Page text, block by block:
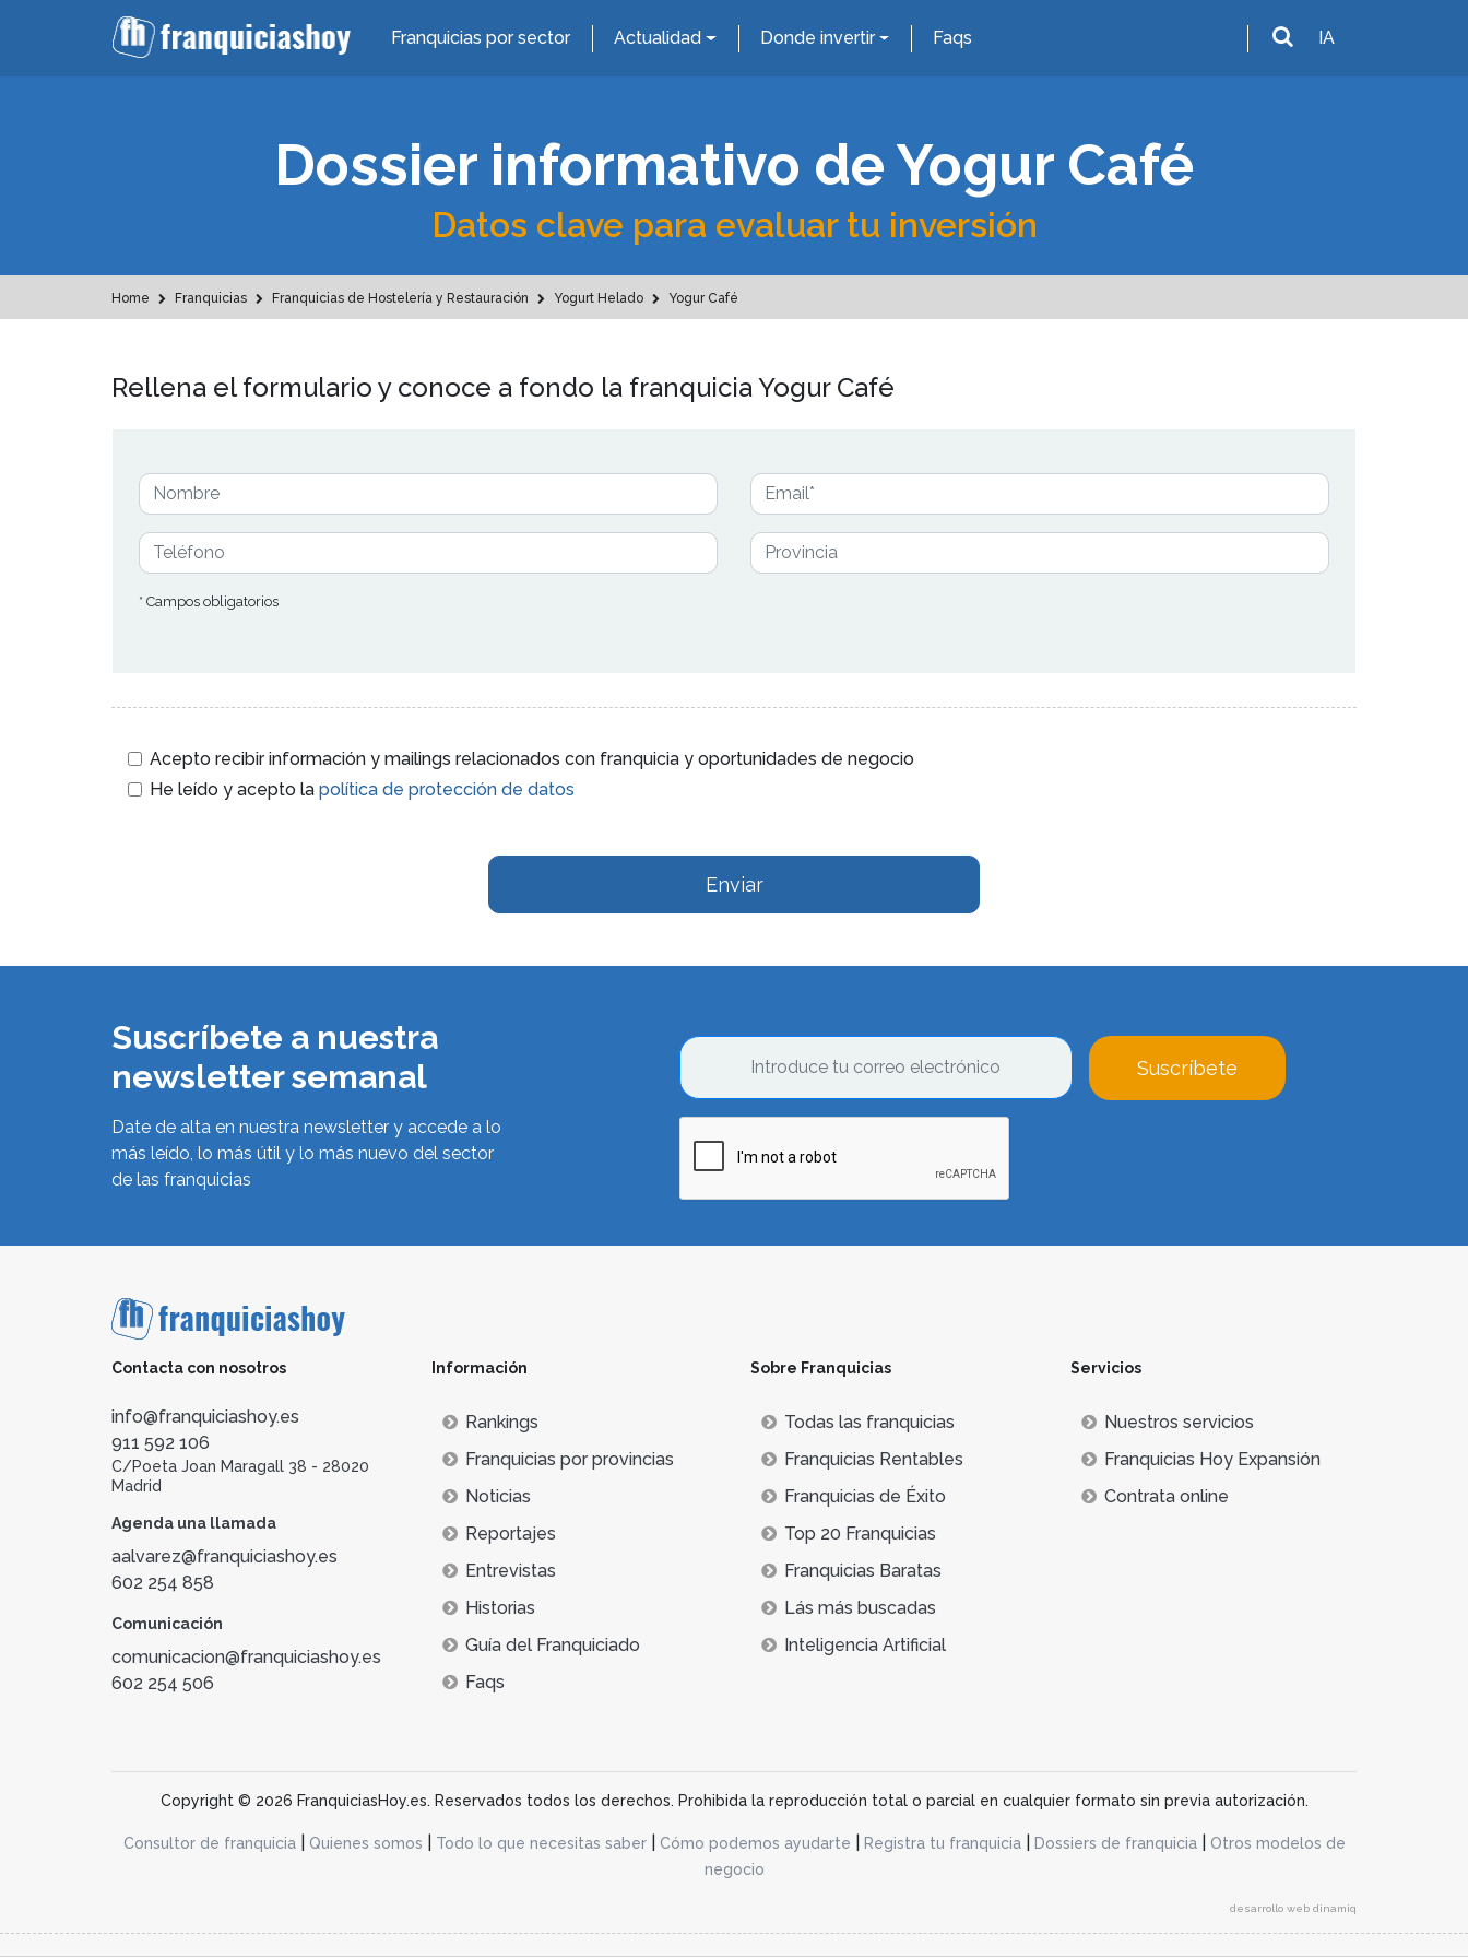
Franquicias por sector Actualidad Donde invertir Faqs IA
Dossier informativo de Yogur Café
Datos clave para evaluar tu inversión
Home Franquicias Franquicias de Hostelería y Restauración Yogurt Helado Yogur Café
Rellena el formulario y conoce a fondo la franquicia Yogur Café
* Campos obligatorios
Acepto recibir información y mailings relacionados con franquicia y oportunidades de negocio
He leído y acepto la política de protección de datos
Enviar
Suscríbete a nuestra
newsletter semanal
Date de alta en nuestra newsletter y accede a lo
más leído, lo más útil y lo más nuevo del sector
de las franquicias
Suscríbete
Contacta con nosotros
info@franquiciashoy.es
911 592 106
C/Poeta Joan Maragall 38 - 28020
Madrid
Agenda una llamada
aalvarez@franquiciashoy.es
602 254 858
Comunicación
comunicacion@franquiciashoy.es
602 254 506
Información
Rankings
Franquicias por provincias
Noticias
Reportajes
Entrevistas
Historias
Guía del Franquiciado
Faqs
Sobre Franquicias
Todas las franquicias
Franquicias Rentables
Franquicias de Éxito
Top 20 Franquicias
Franquicias Baratas
Lás más buscadas
Inteligencia Artificial
Servicios
Nuestros servicios
Franquicias Hoy Expansión
Contrata online
Copyright © 2026 FranquiciasHoy.es. Reservados todos los derechos. Prohibida la reproducción total o parcial en cualquier formato sin previa autorización.
Consultor de franquicia| Quienes somos Todo lo que necesitas saber| Cómo podemos ayudarte Registra tu franquicia| Dossiers de franquicia|
Otros modelos de
negocio
desarrollo web dinamiq